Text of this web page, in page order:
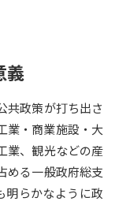
ールを立てよう
全国一斉進学調査
義
共政策が打ち出さ
業・商業施設・大
業、観光などの産
める一般政府総支
明らかなように政